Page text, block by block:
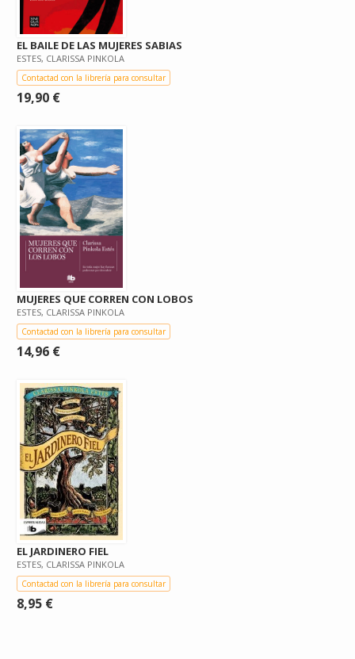
EL BAILE DE LAS MUJERES SABIAS
ESTES, CLARISSA PINKOLA
Contactad con la librería para consultar
19,90 €
MUJERES QUE CORREN CON LOBOS
ESTES, CLARISSA PINKOLA
Contactad con la librería para consultar
14,96 €
EL JARDINERO FIEL
ESTES, CLARISSA PINKOLA
Contactad con la librería para consultar
8,95 €